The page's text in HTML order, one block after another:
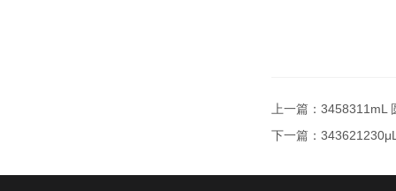
上一篇： 3458311mL
下一篇：